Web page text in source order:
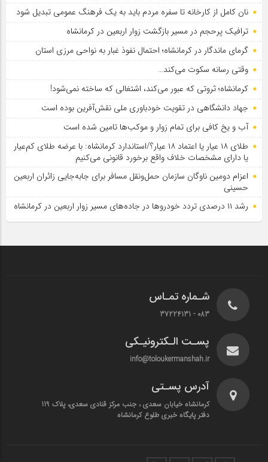
نان کامل از کارخانه تا سفره مردم باید به یک فرهنگ عمومی تبدیل شود
ترافیک پرحجم در مسیر بازگشت زوار اربعین در کرمانشاه
گرمای ماندگار در کرمانشاه؛ احتمال نفوذ غبار به نواحی مرزی استان
وقتی رسانه سکوت می‌کند…
کرمانشاه؛ ثروتی که عبور می‌کند، اشتغالی که ساخته نمی‌شود!
جهاد دانشگاهی در تقویت خودباوری ملی نقش‌آفرین بوده است
آب و یخ کافی برای تمام زوار و موکب‌ها تامین شده است
طلای ۱۸ عیار یا اعتماد ۱۸ عیار؟/استاندارد کرمانشاه: با عرضه طلای کم‌عیار
یا دارای مشخصات خلاف واقع برخورد قانونی می‌کنیم
اعزام دومین ناوگان سازمان حمل‌ونقل مسافر برای جابه‌جایی زائران اربعین
حسینی
رشد ۱۱ درصدی تردد خودروها در جاده‌های مسیر زوار اربعین در کرمانشاه
شـماره تمـاس
083 - 37224131
پسـت الـکترونیـکی
info@toloukermanshah.ir
آدرس پسـتی
کرمانشاه خیابان سعدی ، جنب مرکز قنادی سعدی، پلاک 119
دفتر پایگاه خبری طلوع کرمانشاه